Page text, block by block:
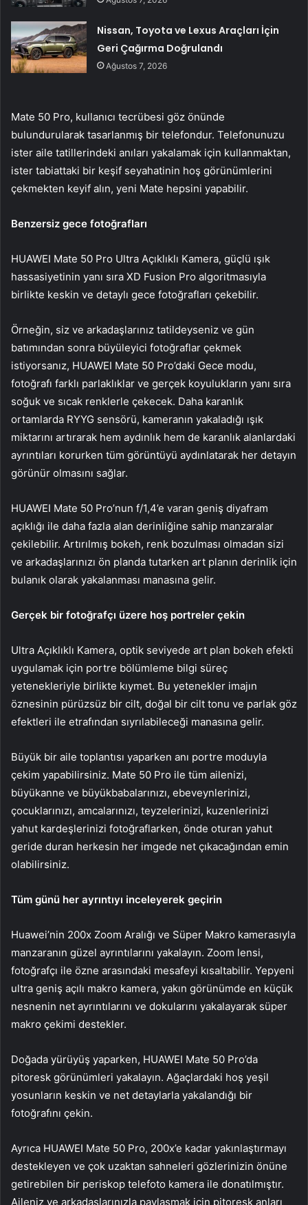
Nissan, Toyota ve Lexus Araçları İçin
Geri Çağırma Doğrulandı
Ağustos 7, 2026
Mate 50 Pro, kullanıcı tecrübesi göz önünde
bulundurularak tasarlanmış bir telefondur. Telefonunuzu
ister aile tatillerindeki anıları yakalamak için kullanmaktan,
ister tabiattaki bir keşif seyahatinin hoş görünümlerini
çekmekten keyif alın, yeni Mate hepsini yapabilir.
Benzersiz gece fotoğrafları
HUAWEI Mate 50 Pro Ultra Açıklıklı Kamera, güçlü ışık
hassasiyetinin yanı sıra XD Fusion Pro algoritmasıyla
birlikte keskin ve detaylı gece fotoğrafları çekebilir.
Örneğin, siz ve arkadaşlarınız tatildeyseniz ve gün
batımından sonra büyüleyici fotoğraflar çekmek
istiyorsanız, HUAWEI Mate 50 Pro’daki Gece modu,
fotoğrafı farklı parlaklıklar ve gerçek koyulukların yanı sıra
soğuk ve sıcak renklerle çekecek. Daha karanlık
ortamlarda RYYG sensörü, kameranın yakaladığı ışık
miktarını artırarak hem aydınlık hem de karanlık alanlardaki
ayrıntıları korurken tüm görüntüyü aydınlatarak her detayın
görünür olmasını sağlar.
HUAWEI Mate 50 Pro’nun f/1,4’e varan geniş diyafram
açıklığı ile daha fazla alan derinliğine sahip manzaralar
çekilebilir. Artırılmış bokeh, renk bozulması olmadan sizi
ve arkadaşlarınızı ön planda tutarken art planın derinlik için
bulanık olarak yakalanması manasına gelir.
Gerçek bir fotoğrafçı üzere hoş portreler çekin
Ultra Açıklıklı Kamera, optik seviyede art plan bokeh efekti
uygulamak için portre bölümleme bilgi süreç
yetenekleriyle birlikte kıymet. Bu yetenekler imajın
öznesinin pürüzsüz bir cilt, doğal bir cilt tonu ve parlak göz
efektleri ile etrafından sıyrılabileceği manasına gelir.
Büyük bir aile toplantısı yaparken anı portre moduyla
çekim yapabilirsiniz. Mate 50 Pro ile tüm ailenizi,
büyükanne ve büyükbabalarınızı, ebeveynlerinizi,
çocuklarınızı, amcalarınızı, teyzelerinizi, kuzenlerinizi
yahut kardeşlerinizi fotoğraflarken, önde oturan yahut
geride duran herkesin her imgede net çıkacağından emin
olabilirsiniz.
Tüm günü her ayrıntıyı inceleyerek geçirin
Huawei’nin 200x Zoom Aralığı ve Süper Makro kamerasıyla
manzaranın güzel ayrıntılarını yakalayın. Zoom lensi,
fotoğrafçı ile özne arasındaki mesafeyi kısaltabilir. Yepyeni
ultra geniş açılı makro kamera, yakın görünümde en küçük
nesnenin net ayrıntılarını ve dokularını yakalayarak süper
makro çekimi destekler.
Doğada yürüyüş yaparken, HUAWEI Mate 50 Pro’da
pitoresk görünümleri yakalayın. Ağaçlardaki hoş yeşil
yosunların keskin ve net detaylarla yakalandığı bir
fotoğrafını çekin.
Ayrıca HUAWEI Mate 50 Pro, 200x’e kadar yakınlaştırmayı
destekleyen ve çok uzaktan sahneleri gözlerinizin önüne
getirebilen bir periskop telefoto kamera ile donatılmıştır.
Aileniz ve arkadaşlarınızla paylaşmak için pitoresk anları